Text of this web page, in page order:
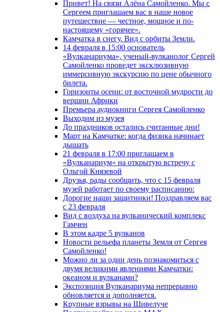
Привет! На связи Алёна Самойленко. Мы с
Сергеем приглашаем вас в наше новое
путешествие — честное, мощное и по-
настоящему «горячее».
Камчатка в снегу. Вид с орбиты Земли.
14 февраля в 15:00 основатель
«Вулканариума», ученый-вулканолог Сергей
Самойленко проведет эксклюзивную
иммерсивную экскурсию по цене обычного
билета.
Горизонты осени: от восточной мудрости до
вершин Африки
Премьера аудиокниги Сергея Самойленко
Выходим из музея
До праздников остались считанные дни!
Март на Камчатке: когда физика начинает
дышать
21 февраля в 17:00 приглашаем в
«Вулканариум» на открытую встречу с
Ольгой Князевой
Друзья, рады сообщить, что с 15 февраля
музей работает по своему расписанию:
Дорогие наши защитники! Поздравляем вас
с 23 февраля
Вид с воздуха на вулканический комплекс
Гамчен
В этом кадре 5 вулканов
Новости рельефа планеты Земля от Сергея
Самойленко!
Можно ли за один день познакомиться с
двумя великими явлениями Камчатки:
океаном и вулканами?
Экспозиция Вулканариума непрерывно
обновляется и дополняется.
Крупные взрывы на Шивелуче